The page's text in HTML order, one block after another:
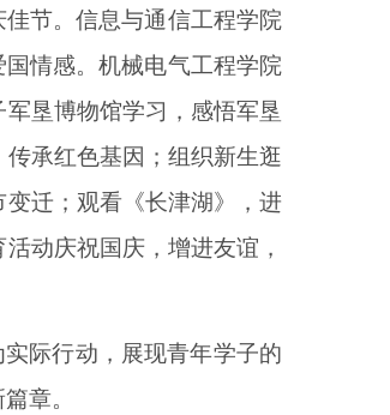
节。信息与通信工程学院
情感。机械电气工程学院
垦博物馆学习，感悟军垦
承红色基因；组织新生逛
迁；观看《长津湖》，进
动庆祝国庆，增进友谊，
际行动，展现青年学子的
章。